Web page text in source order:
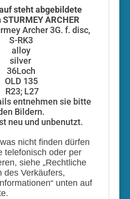
steht abgebildete
STURMEY ARCHER
Archer 3G. f. disc,
S-RK3
alloy
silver
36Loch
OLD 135
R23; L27
entnehmen sie bitte
Bildern.
neu und unbenutzt.
nicht finden dürfen
telefonisch oder per
siehe „Rechtliche
des Verkäufers,
unten auf